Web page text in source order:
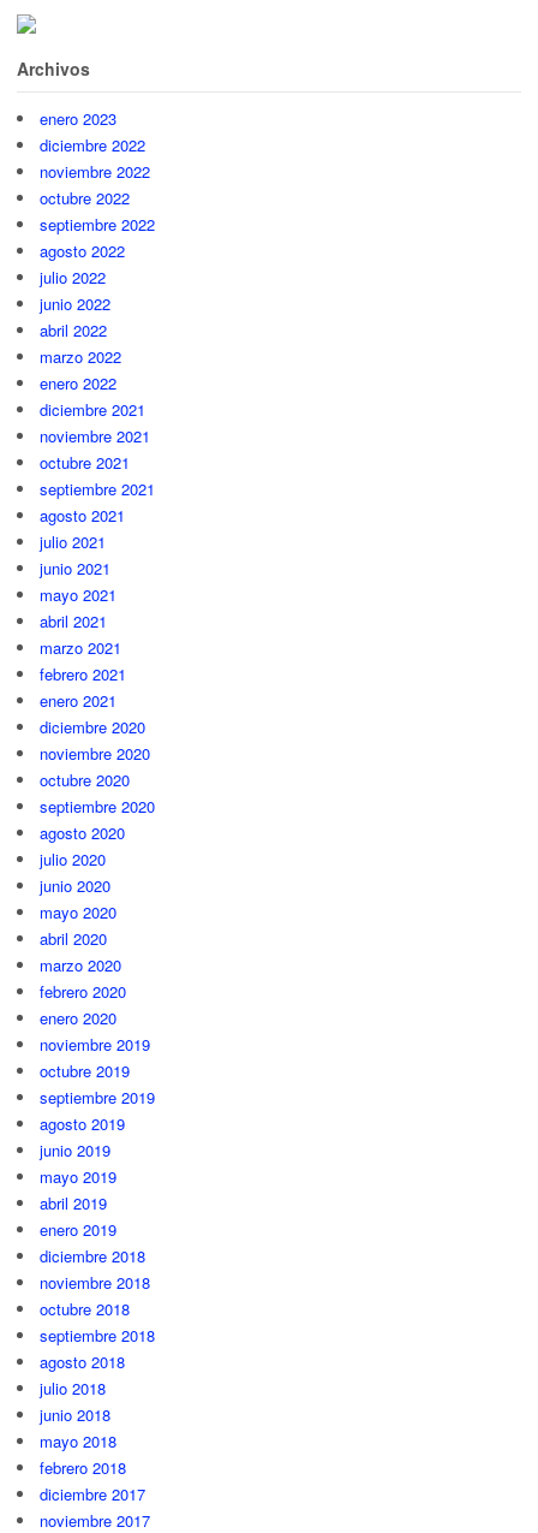
Archivos
enero 2023
diciembre 2022
noviembre 2022
octubre 2022
septiembre 2022
agosto 2022
julio 2022
junio 2022
abril 2022
marzo 2022
enero 2022
diciembre 2021
noviembre 2021
octubre 2021
septiembre 2021
agosto 2021
julio 2021
junio 2021
mayo 2021
abril 2021
marzo 2021
febrero 2021
enero 2021
diciembre 2020
noviembre 2020
octubre 2020
septiembre 2020
agosto 2020
julio 2020
junio 2020
mayo 2020
abril 2020
marzo 2020
febrero 2020
enero 2020
noviembre 2019
octubre 2019
septiembre 2019
agosto 2019
junio 2019
mayo 2019
abril 2019
enero 2019
diciembre 2018
noviembre 2018
octubre 2018
septiembre 2018
agosto 2018
julio 2018
junio 2018
mayo 2018
febrero 2018
diciembre 2017
noviembre 2017